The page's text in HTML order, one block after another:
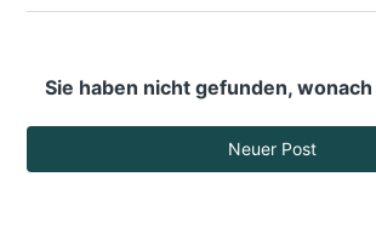
Sie haben nicht gefunden,
Neuer Post